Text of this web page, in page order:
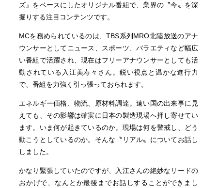
ズ』をベースにしたオリジナル番組で、業界の〝今〟を深
掘りする注目コンテンツです。
MCを務められているのは、TBS系列MRO北陸放送のアナ
ウンサーとしてニュース、スポーツ、バラエティなど幅広
い番組で活躍され、現在はフリーアナウンサーとしても活
動されている入江美寿々さん。鋭い視点と温かな進行力
で、番組を力強く引っ張っておられます。
エネルギー価格、物流、原材料調達。遠い国の出来事に見
えても、その影響は確実に日本の製造現場へ押し寄せてい
ます。いま何が起きているのか。現場は何を警戒し、どう
動こうとしているのか。そんな〝リアル〟についてお話し
しました。
かなり緊張していたのですが、入江さんの絶妙なリードの
おかげで、なんとか最後までお話しすることができまし